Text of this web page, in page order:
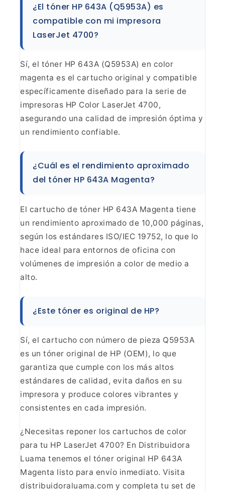
¿El tóner HP 643A (Q5953A) es
compatible con mi impresora
LaserJet 4700?
Sí, el tóner HP 643A (Q5953A) en color
magenta es el cartucho original y compatible
específicamente diseñado para la serie de
impresoras HP Color LaserJet 4700,
asegurando una calidad de impresión óptima y
un rendimiento confiable.
¿Cuál es el rendimiento aproximado
del tóner HP 643A Magenta?
El cartucho de tóner HP 643A Magenta tiene
un rendimiento aproximado de 10,000 páginas,
según los estándares ISO/IEC 19752, lo que lo
hace ideal para entornos de oficina con
volúmenes de impresión a color de medio a
alto.
¿Este tóner es original de HP?
Sí, el cartucho con número de pieza Q5953A
es un tóner original de HP (OEM), lo que
garantiza que cumple con los más altos
estándares de calidad, evita daños en su
impresora y produce colores vibrantes y
consistentes en cada impresión.
¿Necesitas reponer los cartuchos de color
para tu HP LaserJet 4700? En Distribuidora
Luama tenemos el tóner original HP 643A
Magenta listo para envío inmediato. Visita
distribuidoraluama.com y completa tu set de